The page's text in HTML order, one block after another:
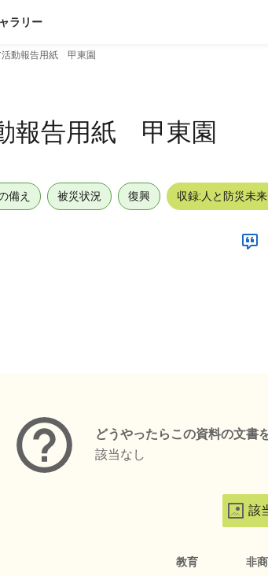
ラリー
活動報告用紙 甲東園
報告用紙 甲東園
備え 被災状況 復興 収録:人と防災未
どうやったらこの資料の文書
該当なし
該
教育 非